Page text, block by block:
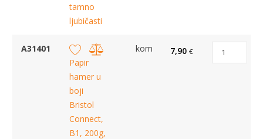
tamno
ljubičasti
A31401
Papir
hamer u
boji
Bristol
Connect,
B1, 200g,
kom 7,90 €